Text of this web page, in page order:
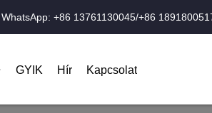
WhatsApp: +86 13761130045/+86
GYIK Hír Kapcsolat